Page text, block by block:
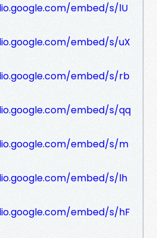
embed/s/lU
embed/s/uX
embed/s/rb
embed/s/qq
embed/s/m
embed/s/lh
embed/s/hF